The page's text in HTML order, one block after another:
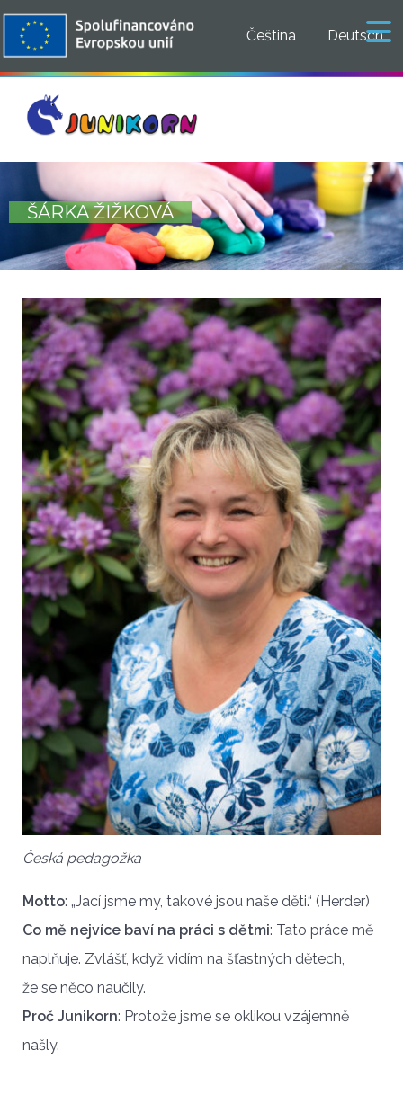
Čeština Deutsch
ŠÁRKA ŽIŽKOVÁ
Česká pedagožka
Motto: „Jací jsme my, takové jsou naše děti.“ (Herder)
Co mě nejvíce baví na práci s dětmi: Tato práce mě
naplňuje. Zvlášť, když vidím na šťastných dětech,
že se něco naučily.
Proč Junikorn: Protože jsme se oklikou vzájemně
našly.